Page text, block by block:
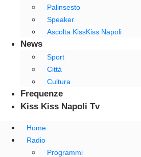
Palinsesto
Speaker
Ascolta KissKiss Napoli
News
Sport
Città
Cultura
Frequenze
Kiss Kiss Napoli Tv
Home
Radio
Programmi